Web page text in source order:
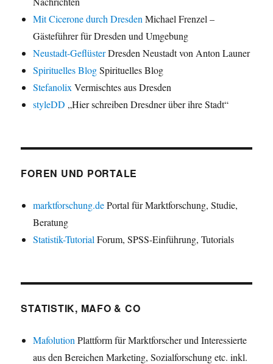
Mit Cicerone durch Dresden Michael Frenzel –
Gästeführer für Dresden und Umgebung
Neustadt-GeflüsterDresden Neustadt von Anton Launer
Spirituelles BlogSpirituelles Blog
Stefanolix Vermischtes aus Dresden
styleDD „Hier schreiben Dresdner über ihre Stadt“
FOREN UND PORTALE
marktforschung.dePortal für Marktforschung, Studie,
Beratung
Statistik-Tutorial Forum, SPSS-Einführung, Tutorials
STATISTIK, MAFO & CO
Mafolution Plattform für Marktforscher und Interessierte
aus den Bereichen Marketing, Sozialforschung etc. inkl.